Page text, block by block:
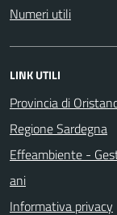
Numeri utili
LINK UTILI
Provincia di
Regione Sardegna
Effeambiente -
ani
Informativa privacy